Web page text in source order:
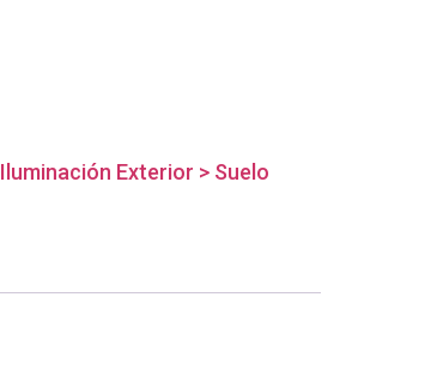
Iluminación Exterior > Suelo